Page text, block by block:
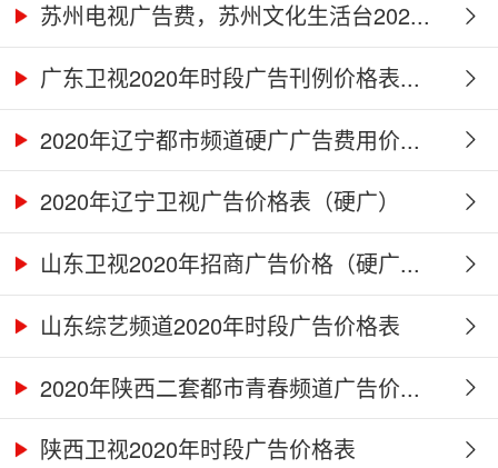
2...苏州电视广告费，苏州文化生活台202...
广东卫视2020年时段广告刊例价格表...
2020年辽宁都市频道硬广广告费用价...
2020年辽宁卫视广告价格表（硬广）
山东卫视2020年招商广告价格（硬广...
山东综艺频道2020年时段广告价格表
2020年陕西二套都市青春频道广告价...
陕西卫视2020年时段广告价格表